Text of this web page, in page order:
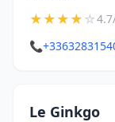
★★★★☆
📞
Le Ginkgo